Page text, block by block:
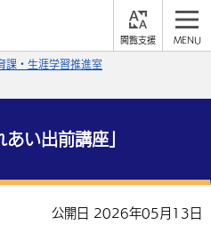
い日本語
景色
大きさ
YouTube
課・生涯学習推進室
い出前講座」
公開日 2026年05月13日